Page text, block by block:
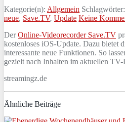
Kategorie(n): Allgemein Schlagwörter:
neue, Save.TV, Update Keine
DerOnline-Videorecorder Save.TV
kostenloses iOS-Update. Dazu bietet
interessante neue Funktionen. So
gezielt nach Inhalten im aktuellen TV-
streamingz.de
Ähnliche Beiträge